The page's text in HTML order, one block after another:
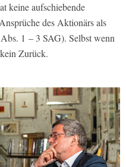
keine aufschiebende
des Aktionärs als
1 – 3 SAG). Selbst wenn
Zurück.